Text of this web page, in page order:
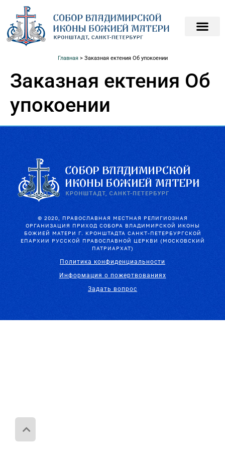
Главная> Заказная ектения Об упокоении
Заказная ектения Об
упокоении
© 2020, ПРАВОСЛАВНАЯ МЕСТНАЯ РЕЛИГИОЗНАЯ
ОРГАНИЗАЦИЯ ПРИХОД СОБОРА ВЛАДИМИРСКОЙ ИКОНЫ
БОЖИЕЙ МАТЕРИ Г. КРОНШТАДТА САНКТ-ПЕТЕРБУРГСКОЙ
ЕПАРХИИ РУССКОЙ ПРАВОСЛАВНОЙ ЦЕРКВИ (МОСКОВСКИЙ
ПАТРИАРХАТ)
Политика конфиденциальности
Информация о пожертвованиях
Задать вопрос